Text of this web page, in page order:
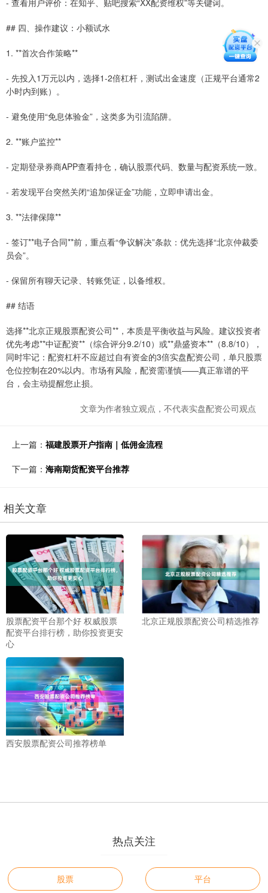
- 查看用户评价：在知乎、贴吧搜索“XX配资维权”等关键词。
## 四、操作建议：小额试水
1. **首次合作策略**
- 先投入1万元以内，选择1-2倍杠杆，测试出金速度（正规平台通常2
小时内到账）。
- 避免使用“免息体验金”，这类多为引流陷阱。
2. **账户监控**
- 定期登录券商APP查看持仓，确认股票代码、数量与配资系统一致。
- 若发现平台突然关闭“追加保证金”功能，立即申请出金。
3. **法律保障**
- 签订**电子合同**前，重点看“争议解决”条款：优先选择“北京仲裁委
员会”。
- 保留所有聊天记录、转账凭证，以备维权。
## 结语
选择**北京正规股票配资公司**，本质是平衡收益与风险。建议投资者
优先考虑**中证配资**（综合评分9.2/10）或**鼎盛资本**（8.8/10），
同时牢记：配资杠杆不应超过自有资金的3倍实盘配资公司，单只股票
仓位控制在20%以内。市场有风险，配资需谨慎——真正靠谱的平
台，会主动提醒您止损。
文章为作者独立观点，不代表实盘配资公司观点
上一篇： 福建股票开户指南｜低佣金流程
下一篇： 海南期货配资平台推荐
相关文章
股票配资平台那个好 权威股票
配资平台排行榜，助你投资更安
心
北京正规股票配资公司精选推荐
西安股票配资公司推荐榜单
热点关注
股票 平台